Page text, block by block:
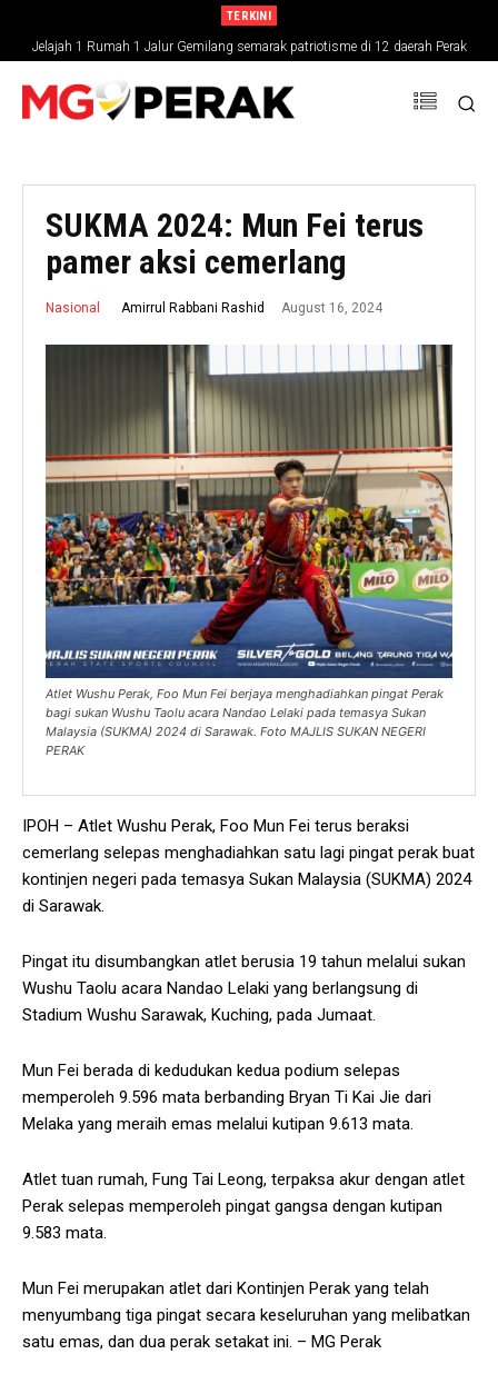
TERKINI
Jelajah 1 Rumah 1 Jalur Gemilang semarak patriotisme di 12 daerah Perak
SUKMA 2024: Mun Fei terus
pamer aksi cemerlang
Nasional Amirrul Rabbani Rashid August 16, 2024
Atlet Wushu Perak, Foo Mun Fei berjaya menghadiahkan pingat Perak
bagi sukan Wushu Taolu acara Nandao Lelaki pada temasya Sukan
Malaysia (SUKMA) 2024 di Sarawak. Foto MAJLIS SUKAN NEGERI
PERAK
IPOH – Atlet Wushu Perak, Foo Mun Fei terus beraksi
cemerlang selepas menghadiahkan satu lagi pingat perak buat
kontinjen negeri pada temasya Sukan Malaysia (SUKMA) 2024
di Sarawak.
Pingat itu disumbangkan atlet berusia 19 tahun melalui sukan
Wushu Taolu acara Nandao Lelaki yang berlangsung di
Stadium Wushu Sarawak, Kuching, pada Jumaat.
Mun Fei berada di kedudukan kedua podium selepas
memperoleh 9.596 mata berbanding Bryan Ti Kai Jie dari
Melaka yang meraih emas melalui kutipan 9.613 mata.
Atlet tuan rumah, Fung Tai Leong, terpaksa akur dengan atlet
Perak selepas memperoleh pingat gangsa dengan kutipan
9.583 mata.
Mun Fei merupakan atlet dari Kontinjen Perak yang telah
menyumbang tiga pingat secara keseluruhan yang melibatkan
satu emas, dan dua perak setakat ini. – MG Perak